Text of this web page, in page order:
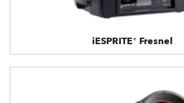
iESPRITE® Fresnel